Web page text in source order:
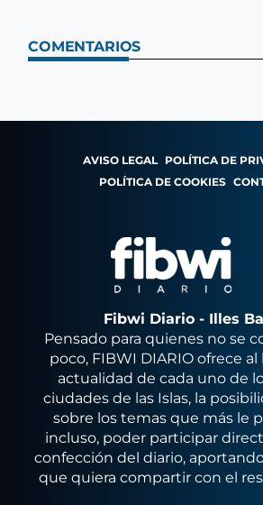
COMENTARIOS
AVISO LEGAL POLÍTICA DE
POLÍTICA DE COOKIES
Fibwi Diario - Illes
Pensado para quienes no se
poco, FIBWI DIARIO ofrece
actualidad de cada uno de
ciudades de las Islas, la
sobre los temas que más le
incluso, poder participar
confección del diario,
que quiera compartir con el